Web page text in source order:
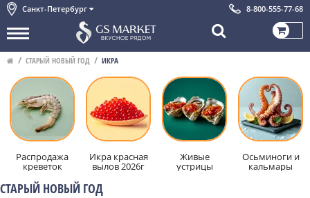
Санкт-Петербург 8-800-555-77-68
СТАРЫЙ НОВЫЙ ГОД ИКРА
Распродажа
креветок
Икра красная
вылов 2026г
Живые
устрицы
Осьминоги и
кальмары
СТАРЫЙ НОВЫЙ ГОД